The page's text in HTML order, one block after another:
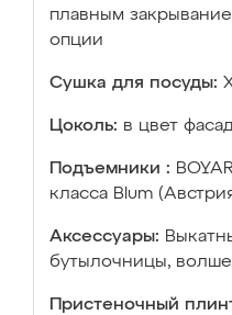
плавным
опции
Сушка для посуды:
Цоколь: в цвет
Подъемники :
класса Blum
Аксессуары:
бутылочницы,
Пристеночный